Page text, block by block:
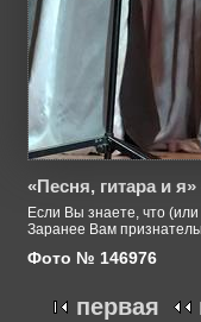
«Песня, гитара и я»
Если Вы знаете, что
Заранее Вам
Фото № 146976
первая